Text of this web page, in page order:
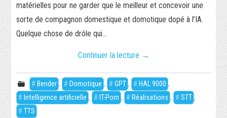
matérielles pour ne garder que le meilleur et concevoir une
sorte de compagnon domestique et domotique dopé à l’IA.
Quelque chose de drôle qui…
Continuer la lecture →
Bender , Domotique , GPT , HAL 9000 ,
Intelligence artificielle , IT-Porn , Réalisations , STT ,
TTS